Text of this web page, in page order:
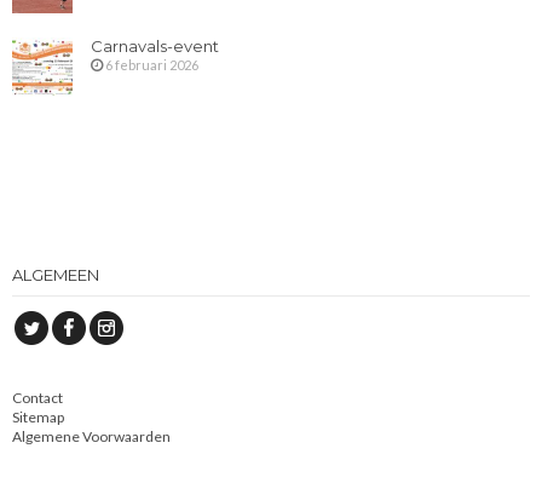
Carnavals-event
6 februari 2026
ALGEMEEN
Contact
Sitemap
Algemene Voorwaarden